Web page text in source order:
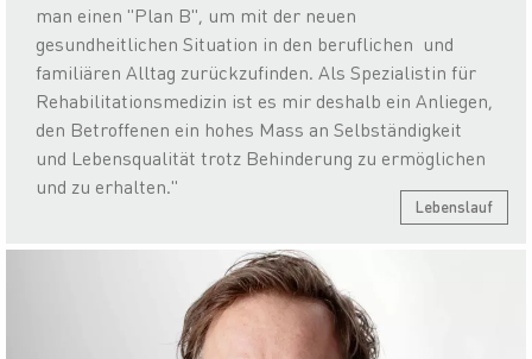
man einen "Plan B", um mit der neuen
gesundheitlichen Situation in den beruflichen und
familiären Alltag zurückzufinden. Als Spezialistin für
Rehabilitationsmedizin ist es mir deshalb ein Anliegen,
den Betroffenen ein hohes Mass an Selbständigkeit
und Lebensqualität trotz Behinderung zu ermöglichen
und zu erhalten."
Lebenslauf